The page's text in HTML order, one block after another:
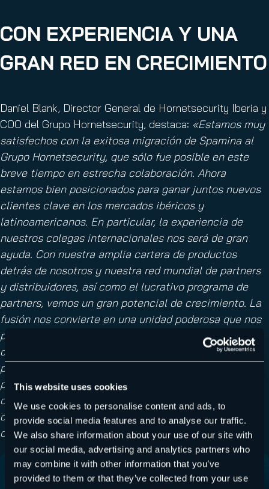
This website uses cookies
We use cookies to personalise content and ads, to
provide social media features and to analyse our traffic.
We also share information about your use of our site with
our social media, advertising and analytics partners who
may combine it with other information that you’ve
provided to them or that they’ve collected from your use
CON EXPERIENCIA Y UNA
GRAN RED EN CRECIMIENTO
Daniel Blank, Director General de Hornetsecurity Iberia y
COO del Grupo Hornetsecurity, destaca: «Estamos muy
satisfechos con la exitosa migración de Spamina al
Grupo Hornetsecurity, que sólo fue posible en este
breve tiempo en estrecha colaboración. Ahora
estamos bien posicionados para ganar juntos nuevos
clientes clave en los mercados ibéricos y
latinoamericanos. En particular, la experiencia de
nuestros colegas internacionales nos será de gran
ayuda. Con nuestra amplia cartera de productos
detrás de nosotros y nuestra red mundial de partners
y distribuidores, así como el lucrativo programa de
partners, vemos un gran potencial de crecimiento. La
fusión nos convierte en una unidad poderosa que nos
proporciona la fuerza necesaria para los próximos
desafíos. Además, con la adquisición de nuestro
partner de distribución británico, Everycloud, a
principios de este año, ya marcó el paso para
consolidar nuestro liderazgo en el mercado europeo y
desarrollar sistemáticamente nuestros servicios en
otros países».